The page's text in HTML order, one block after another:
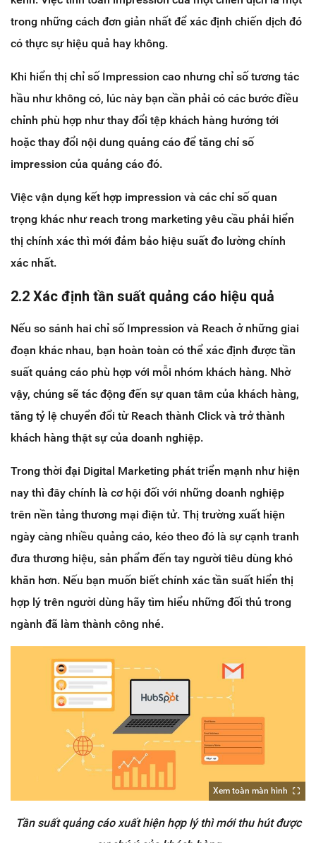
trong những cách đơn giản nhất để xác định chiến dịch đó
có thực sự hiệu quả hay không.
Khi hiển thị chỉ số Impression cao nhưng chỉ số tương tác
hầu như không có, lúc này bạn cần phải có các bước điều
chỉnh phù hợp như thay đổi tệp khách hàng hướng tới
hoặc thay đổi nội dung quảng cáo để tăng chỉ số
impression của quảng cáo đó.
Việc vận dụng kết hợp impression và các chỉ số quan
trọng khác như reach trong marketing yêu cầu phải hiển
thị chính xác thì mới đảm bảo hiệu suất đo lường chính
xác nhất.
2.2 Xác định tần suất quảng cáo hiệu quả
Nếu so sánh hai chỉ số Impression và Reach ở những giai
đoạn khác nhau, bạn hoàn toàn có thể xác định được tần
suất quảng cáo phù hợp với mỗi nhóm khách hàng. Nhờ
vậy, chúng sẽ tác động đến sự quan tâm của khách hàng,
tăng tỷ lệ chuyển đổi từ Reach thành Click và trở thành
khách hàng thật sự của doanh nghiệp.
Trong thời đại Digital Marketing phát triển mạnh như hiện
nay thì đây chính là cơ hội đối với những doanh nghiệp
trên nền tảng thương mại điện tử. Thị trường xuất hiện
ngày càng nhiều quảng cáo, kéo theo đó là sự cạnh tranh
đưa thương hiệu, sản phẩm đến tay người tiêu dùng khó
khăn hơn. Nếu bạn muốn biết chính xác tần suất hiển thị
hợp lý trên người dùng hãy tìm hiểu những đối thủ trong
ngành đã làm thành công nhé.
Xem toàn màn hình
Tần suất quảng cáo xuất hiện hợp lý thì mới thu hút được